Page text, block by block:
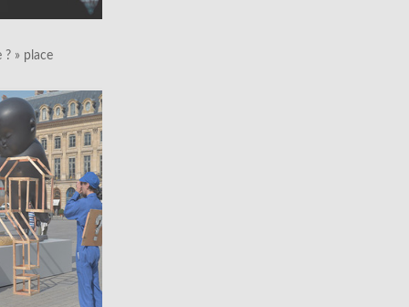
? » place